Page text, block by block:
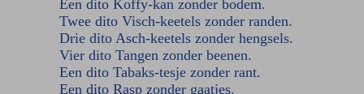
Een dito Koffy-kan zonder bodem.
Twee dito Visch-keetels zonder randen.
Drie dito Asch-keetels zonder hengsels.
Vier dito Tangen zonder beenen.
Een dito Tabaks-tesje zonder rant.
Een dito Rasp zonder gaatjes.